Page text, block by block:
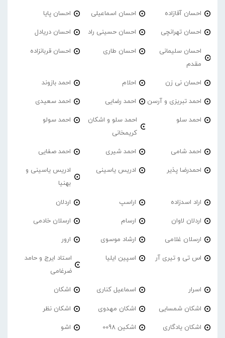
احسان آقازاده احسان اسماعیلی احسان پایا
احسان تهرانچی احسان حسینی راد احسان دریادل
احسان سلیمانی
مقدم
احسان طاری احسان قربانزاده
احسان نی زن احلام احمد بازوند
احمد تبریزی و آرسن احمد‌ رضایی احمد سعیدی
احمد سلو
احمد سلو و اشکان
کریمخانی
احمد سولو
احمد شامی احمد شیری احمد صفایی
احمدرضا پذیر ادریس یاسینی
ادریس یاسینی و
بهنیا
اراد اسدزاده اراسپ اردلان
اردلان لاوان ارسام ارسلان خادمی
ارسلان غلامی ارشاد موسوی ارور
اس تی و تیری آر اسپین ایلیا
استاد ایرج و حامد
ضرغامی
اسرار اسماعیل کناری اشکان
اشکان شمسایی اشکان مهدوی اشکان نظر
اشکان یادگاری اشکین 0098 اشو